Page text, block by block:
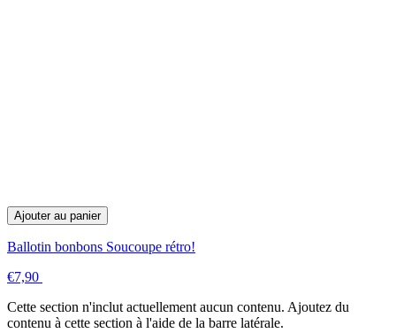
Ajouter au panier
Ballotin bonbons Soucoupe rétro!
€7,90
Cette section n'inclut actuellement aucun contenu. Ajoutez du
contenu à cette section à l'aide de la barre latérale.